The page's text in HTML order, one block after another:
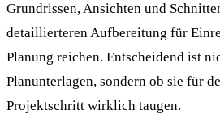
Grundrissen, Ansichten und
detaillierteren Aufbereitung für
Planung reichen. Entscheidend ist
Planunterlagen, sondern ob sie für
Projektschritt wirklich taugen.